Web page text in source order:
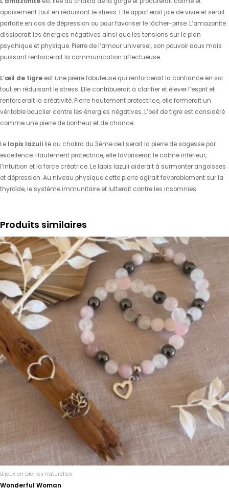
apaisement tout en réduisant le stress. Elle apporterait joie de vivre et serait
parfaite en cas de dépression ou pour favoriser le lâcher-prise. L’amazonite
dissiperait les énergies négatives ainsi que les tensions sur le plan
psychique et physique. Pierre de l’amour universel, son pouvoir doux mais
puissant renforcerait la communication affectueuse.
L’œil de tigre est une pierre fabuleuse qui renforcerait la confiance en soi
tout en réduisant le stress. Elle contribuerait à clarifier et élever l’esprit et
renforcerait la créativité. Pierre hautement protectrice, elle formerait un
véritable bouclier contre les énergies négatives. L’oeil de tigre est considéré
comme une pierre de bonheur et de chance.
Le lapis lazuli lié au chakra du 3ème oeil serait la pierre de sagesse par
excellence. Hautement protectrice, elle favoriserait le calme intérieur,
l’intuition et la force créatrice. Le lapis lazuli aiderait à surmonter angoisses
et dépression. Au niveau physique cette pierre agirait favorablement sur la
thyroïde, le système immunitaire et lutterait contre les insomnies.
Produits similaires
Bijoux en pierres naturelles
Wonderful Woman